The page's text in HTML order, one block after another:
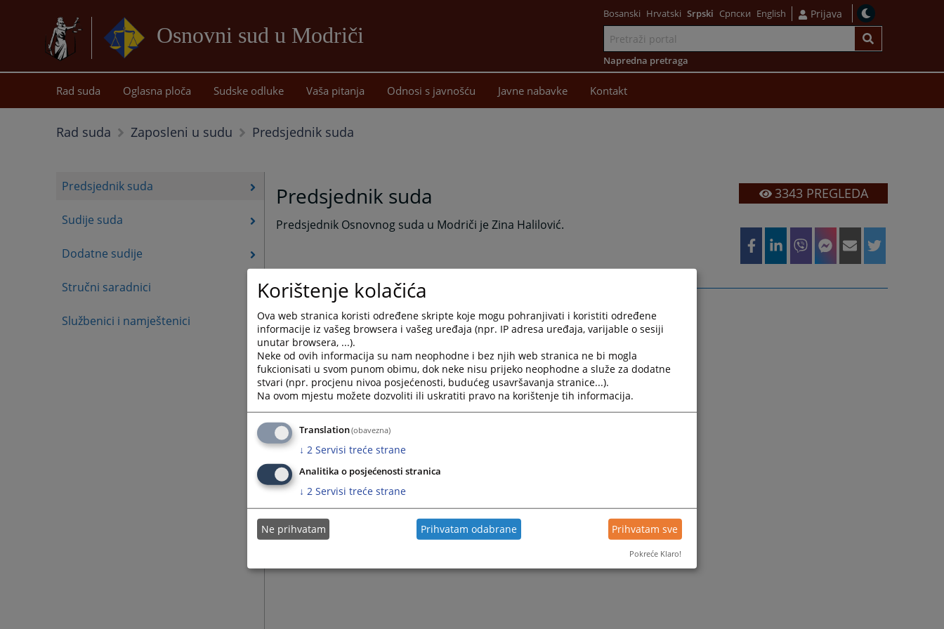
Osnovni sud u Modriči
sadržaj
Bosanski Hrvatski Srpski Српски English Prijava
Napredna pretraga
Rad suda Oglasna ploča Sudske odluke Vaša pitanja Odnosi s javnošću Javne nabavke Kontakt
Rad suda Zaposleni u sudu Predsjednik suda
Predsjednik suda
Sudije suda
Dodatne sudije
Stručni saradnici
Službenici i namještenici
Predsjednik suda
Predsjednik Osnovnog suda u Modriči je Zina Halilović.
3343PREGLEDA
Korištenje kolačića
Ova web stranica koristi određene skripte koje mogu pohranjivati i koristiti određene
informacije iz vašeg browsera i vašeg uređaja (npr. IP adresa uređaja, varijable o sesiji
unutar browsera, ...).
Neke od ovih informacija su nam neophodne i bez njih web stranica ne bi mogla
fukcionisati u svom punom obimu, dok neke nisu prijeko neophodne a služe za dodatne
stvari (npr. procjenu nivoa posjećenosti, budućeg usavršavanja stranice...).
Na ovom mjestu možete dozvoliti ili uskratiti pravo na korištenje tih informacija.
Translation(obavezna)
↓ 2 Servisi treće strane
Analitika o posjećenosti stranica
↓ 2 Servisi treće strane
Ne prihvatam Prihvatam odabrane Prihvatam sve
Pokreće Klaro!